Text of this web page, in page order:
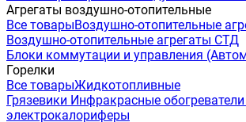
Агрегаты воздушно-отопительные
Все товарыВоздушно-отопительные
Воздушно-отопительные агрегаты СТД
Блоки коммутации и управления
Горелки
Все товарыЖидкотопливные
Грязевики Инфракрасные обогреватели
электрокалориферы